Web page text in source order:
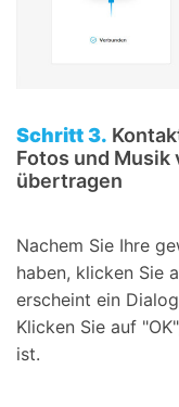
Schritt 3.
Fotos und Musik
übertragen
Nachem Sie Ihre
haben, klicken Sie
erscheint ein
Klicken Sie auf
ist.